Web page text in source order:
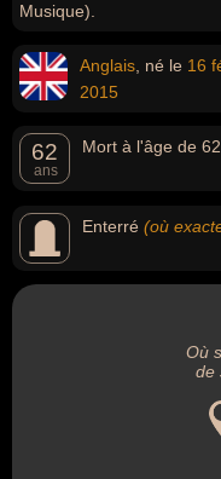
Musique).
Anglais , né le 16
2015
62
ans
Mort à l'âge de
Enterré (où
Où
de